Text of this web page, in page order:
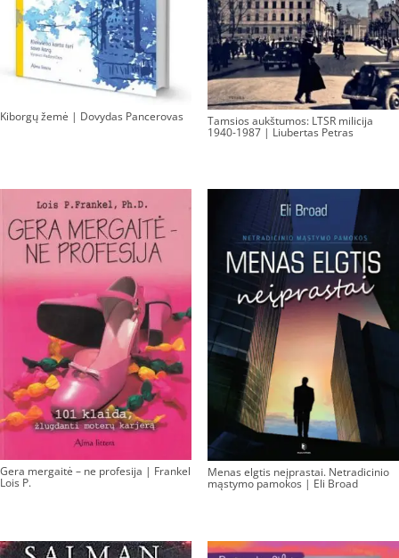
Kiborgų žemė | Dovydas Pancerovas Tamsios aukštumos: LTSR milicija
1940-1987 | Liubertas Petras
Gera mergaitė – ne profesija | Frankel
Lois P.
Menas elgtis neįprastai. Netradicinio
mąstymo pamokos | Eli Broad